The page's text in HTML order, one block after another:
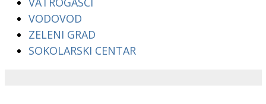
VODOVOD
ZELENI GRAD
SOKOLARSKI CENTAR